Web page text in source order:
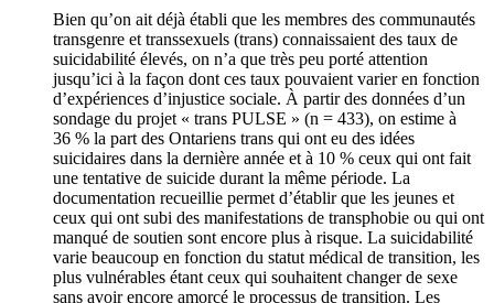
Bien qu’on ait déjà établi que les membres des communautés
transgenre et transsexuels (trans) connaissaient des taux de
suicidabilité élevés, on n’a que très peu porté attention
jusqu’ici à la façon dont ces taux pouvaient varier en fonction
d’expériences d’injustice sociale. À partir des données d’un
sondage du projet « trans PULSE » (n = 433), on estime à
36 % la part des Ontariens trans qui ont eu des idées
suicidaires dans la dernière année et à 10 % ceux qui ont fait
une tentative de suicide durant la même période. La
documentation recueillie permet d’établir que les jeunes et
ceux qui ont subi des manifestations de transphobie ou qui ont
manqué de soutien sont encore plus à risque. La suicidabilité
varie beaucoup en fonction du statut médical de transition, les
plus vulnérables étant ceux qui souhaitent changer de sexe
sans avoir encore amorcé le processus de transition. Les